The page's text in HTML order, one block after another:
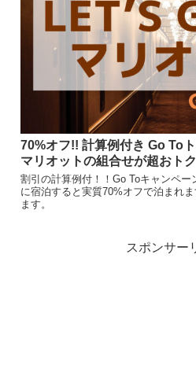
70%オフ!! 計算例付き Go To
マリオットの組合せが超おトク
割引の計算例付！！Go Toキャンペ
に宿泊すると実質70%オフで泊まれ
ます。
スポンサー